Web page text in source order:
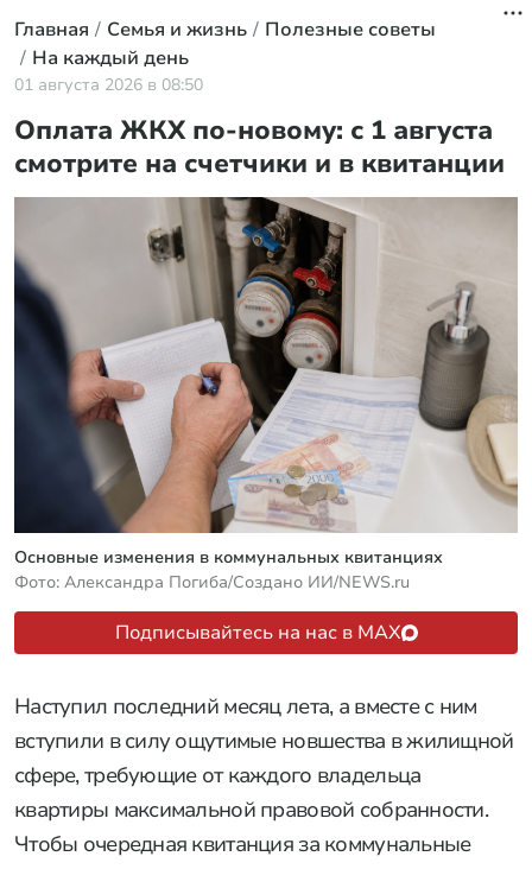
Главная Семья и жизнь
Полезные советы
На каждый день
01 августа 2026 в 08:50
Оплата ЖКХ по-новому: с 1 августа
смотрите на счетчики и в квитанции
Основные изменения в коммунальных квитанциях
Фото: Александра Погиба/Создано ИИ/NEWS.ru
Подписывайтесь на нас в MAX
Наступил последний месяц лета, а вместе с ним
вступили в силу ощутимые новшества в жилищной
сфере, требующие от каждого владельца
квартиры максимальной правовой собранности.
Чтобы очередная квитанция за коммунальные